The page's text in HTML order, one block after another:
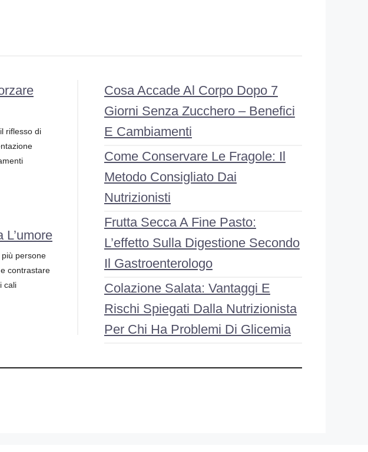
riflesso di
L’umore
persone
contrastare
cali
Cosa Accade Al Corpo Dopo 7
Giorni Senza Zucchero – Benefici
E Cambiamenti
Come Conservare Le Fragole: Il
Metodo Consigliato Dai
Nutrizionisti
Frutta Secca A Fine Pasto:
L’effetto Sulla Digestione Secondo
Il Gastroenterologo
Colazione Salata: Vantaggi E
Rischi Spiegati Dalla Nutrizionista
Per Chi Ha Problemi Di Glicemia